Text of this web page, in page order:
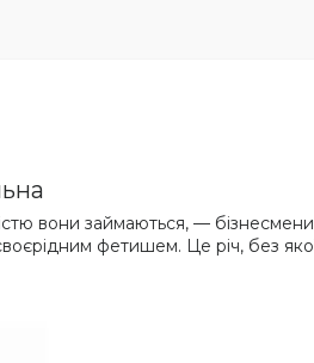
вони займаються, —
фетишем. Це річ, без